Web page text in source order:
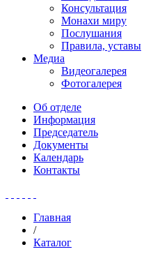
Консультация
Монахи миру
Послушания
Правила, уставы
Медиа
Видеогалерея
Фотогалерея
Об отделе
Информация
Председатель
Документы
Календарь
Контакты
Главная
/
Каталог